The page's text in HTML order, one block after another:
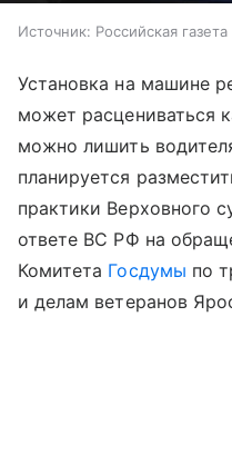
Источник: Российская газета
Установка на машине
может расцениваться
можно лишить
планируется
практики Верховного
ответе ВС РФ на
Комитета Госдумы по
и делам ветеранов